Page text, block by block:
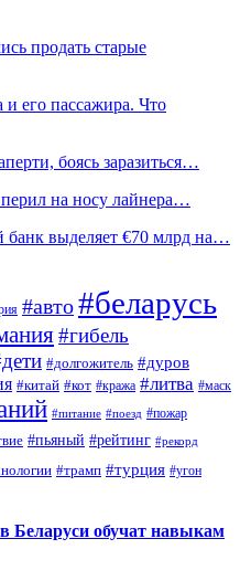
продать старые
его пассажира. Что
боясь заразиться…
перил на носу лайнера…
выделяет €70 млрд на…
#авто#беларусь
#гибель
#долгожитель #дуров
#китай #кот #кража #литва #маск
#питание #поезд #пожар
#пьяный #рейтинг #рекорд
#трамп #турция #угон
Беларуси обучат навыкам